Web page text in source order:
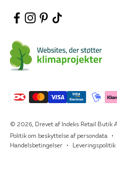
© 2026, Drevet af Indeks Retail Butik
Politik om beskyttelse af persondata
Handelsbetingelser
Leveringspolitik